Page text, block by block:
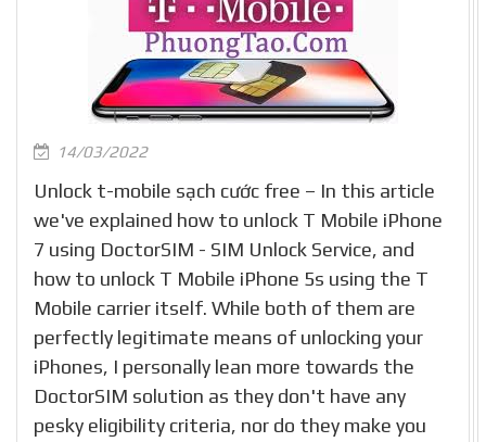
14/03/2022
Unlock t-mobile sạch cước free – In this article
we've explained how to unlock T Mobile iPhone
7 using DoctorSIM - SIM Unlock Service, and
how to unlock T Mobile iPhone 5s using the T
Mobile carrier itself. While both of them are
perfectly legitimate means of unlocking your
iPhones, I personally lean more towards the
DoctorSIM solution as they don't have any
pesky eligibility criteria, nor do they make you